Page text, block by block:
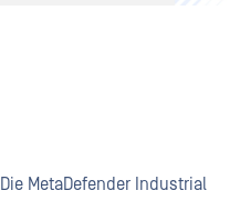
Die MetaDefender Industrial